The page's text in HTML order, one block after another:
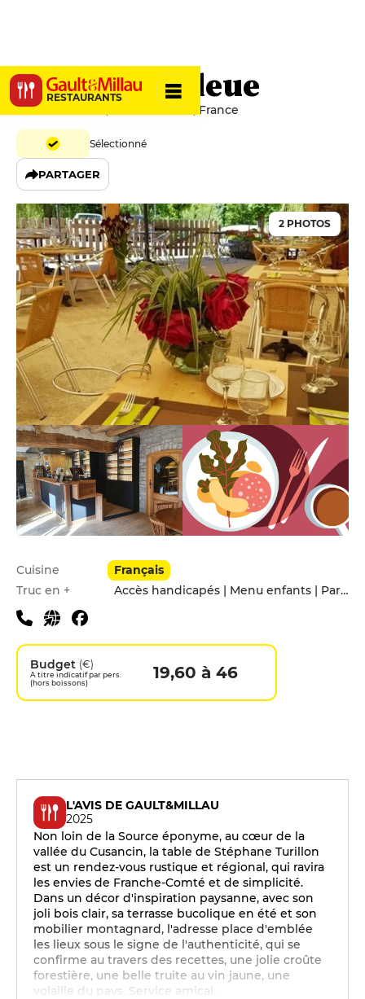
RESTAURANTS
La Source Bleue
17 Route Du Val, 25110 Cusance, France
Sélectionné
PARTAGER
2 PHOTOS
Infos pratiques
Cuisine
Français
Truc en +
Accès handicapés | Menu enfants | Parking privé
Budget (€)
A titre indicatif par pers.
(hors boissons)
19,60 à 46
L'AVIS DE GAULT&MILLAU
2025
Non loin de la Source éponyme, au cœur de la
vallée du Cusancin, la table de Stéphane Turillon
est un rendez-vous rustique et régional, qui ravira
les envies de Franche-Comté et de simplicité.
Dans un décor d'inspiration paysanne, avec son
joli bois clair, sa terrasse bucolique en été et son
mobilier montagnard, l'adresse place d'emblée
les lieux sous le signe de l'authenticité, qui se
confirme au travers des recettes, une jolie croûte
forestière, une belle truite au vin jaune, une
volaille du pays. Service amical.